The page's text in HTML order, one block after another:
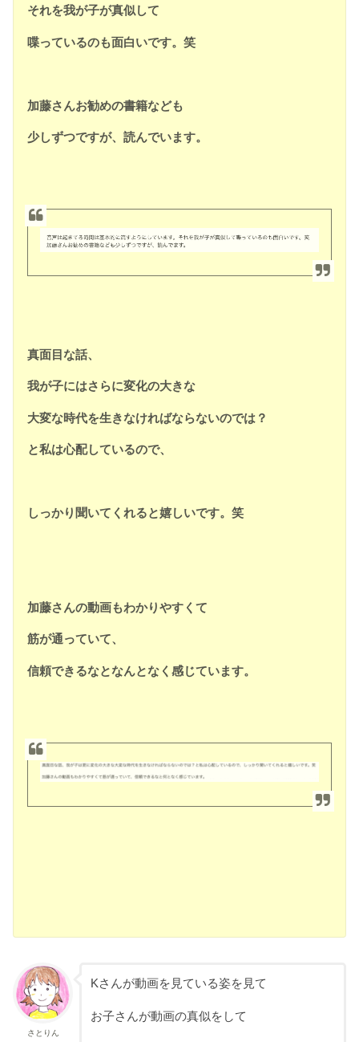
それを我が子が真似して
喋っているのも面白いです。笑
加藤さんお勧めの書籍なども
少しずつですが、読んでいます。
真面目な話、
我が子にはさらに変化の大きな
大変な時代を生きなければならないのでは？
と私は心配しているので、
しっかり聞いてくれると嬉しいです。笑
加藤さんの動画もわかりやすくて
筋が通っていて、
信頼できるなとなんとなく感じています。
さとりん
Kさんが動画を見ている姿を見て
お子さんが動画の真似をして